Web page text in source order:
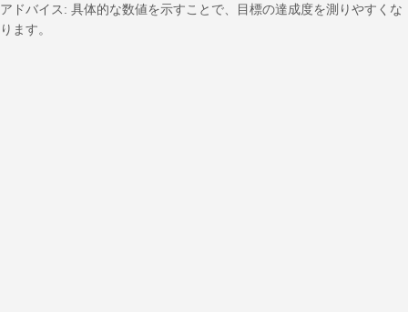
アドバイス: 具体的な数値を示すことで、目標の達成度を測りやすくな
ります。